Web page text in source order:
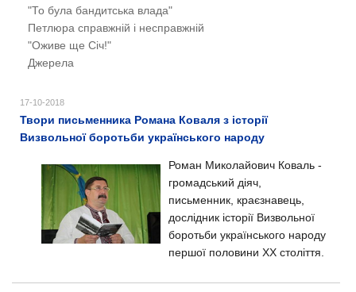
"То була бандитська влада"
Петлюра справжній і несправжній
"Оживе ще Січ!"
Джерела
17-10-2018
Твори письменника Романа Коваля з історії
Визвольної боротьби українського народу
Роман Миколайович Коваль -
громадський діяч,
письменник, краєзнавець,
дослідник історії Визвольної
боротьби українського народу
першої половини XX століття.